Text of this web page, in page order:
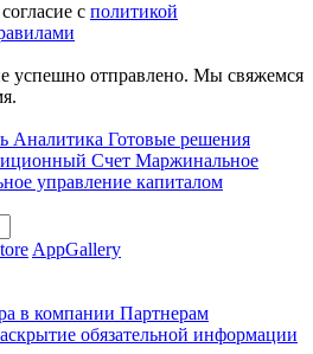
с политикой
успешно отправлено. Мы свяжемся
Аналитика Готовые решения
Счет Маржинальное
управление капиталом
AppGallery
в компании Партнерам
обязательной информации